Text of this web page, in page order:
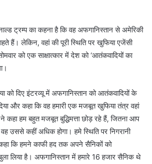
ट्रम्प का कहना है कि वह अफगानिस्तान से अमेरिकी
हैं। लेकिन, वहां की पूरी स्थिति पर खुफिया एजेंसी
को एक साक्षात्कार में देश को ‘आतंकवादियों का
को दिए इंटरव्यू में अफगानिस्तान को आतंकवादियों के
और कहा कि वह हमारी एक मजबूत खुफिया तंत्र वहां
कहा हम बहुत मजबूत बुद्धिमत्ता छोड़ रहे हैं, जितना आप
उससे कहीं अधिक होगा। हमे स्थिति पर निगरानी
कि हमने काफी हद तक अपने सैनिकों को
लिया है। अफगानिस्तान में हमारे 16 हजार सैनिक थे